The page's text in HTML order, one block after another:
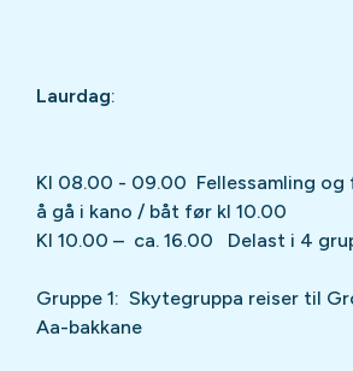
Laurdag:
Kl 08.00 - 09.00 Fellessamling og
å gå i kano / båt før kl 10.00
Kl 10.00 – ca. 16.00 Delast i 4
Gruppe 1: Skytegruppa reiser til
Aa-bakkane